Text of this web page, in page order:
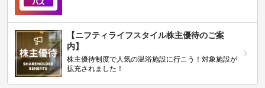
【ニフティライフスタイル株主優待のご案
内】
株主優待制度で人気の温浴施設に行こう！対象施設が
拡充されました！